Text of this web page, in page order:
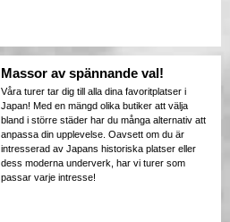
Massor av spännande val!
Våra turer tar dig till alla dina favoritplatser i
Japan! Med en mängd olika butiker att välja
bland i större städer har du många alternativ att
anpassa din upplevelse. Oavsett om du är
intresserad av Japans historiska platser eller
dess moderna underverk, har vi turer som
passar varje intresse!